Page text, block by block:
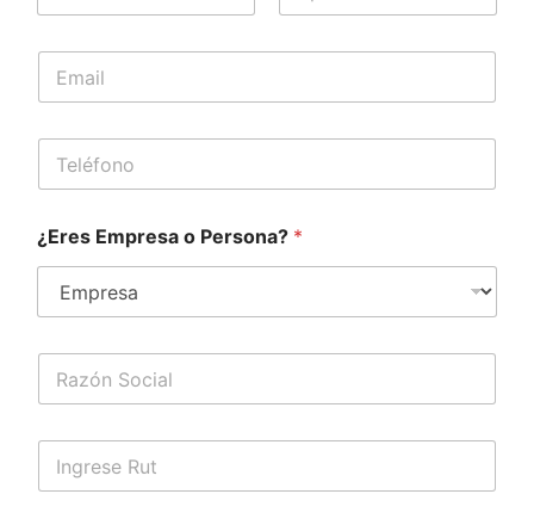
m
*
E
a
T
l
f
o
¿Eres Empresa o Persona? *
R
z
o
R
t